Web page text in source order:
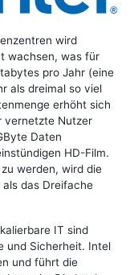
wird
wachsen, was für
pro Jahr (eine
als dreimal so viel
erhöht sich
vernetzte Nutzer
Daten
HD-Film.
werden, wird die
das Dreifache
IT sind
und Sicherheit. Intel
und führt die